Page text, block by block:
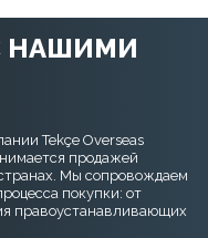
НАШИМИ
Tekçe Overseas
продажей
Мы сопровождаем
покупки: от
правоустанавливающих